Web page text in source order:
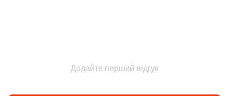
Додайте перший відгук